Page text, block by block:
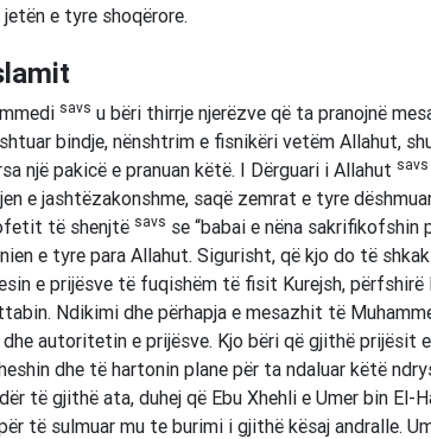
e tyre shoqërore.
savs u bëri thirrje njerëzve që ta pranojnë
bindje, nënshtrim e fisnikëri vetëm Allahut,
një pakicë e pranuan këtë. I Dërguari i Allahut savs
e jashtëzakonshme, saqë zemrat e tyre
të shenjtë savs se “babai e nëna sakrifikofshin
e tyre para Allahut. Sigurisht, që kjo do të
e prijësve të fuqishëm të fisit Kurejsh, përfshirë
Ndikimi dhe përhapja e mesazhit të
autoritetin e prijësve. Kjo bëri që gjithë prijësit
dhe të hartonin plane për ta ndaluar këtë
të gjithë ata, duhej që Ebu Xhehli e Umer bin El-
të sulmuar mu te burimi i gjithë kësaj andralle.